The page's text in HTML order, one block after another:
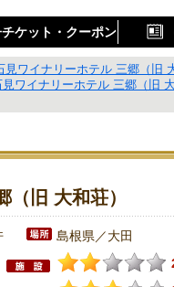
ケット・クーポン
見ワイナリーホテル 三郷（旧
ワイナリーホテル 三郷（旧
旧 大和荘）
島根県／大田